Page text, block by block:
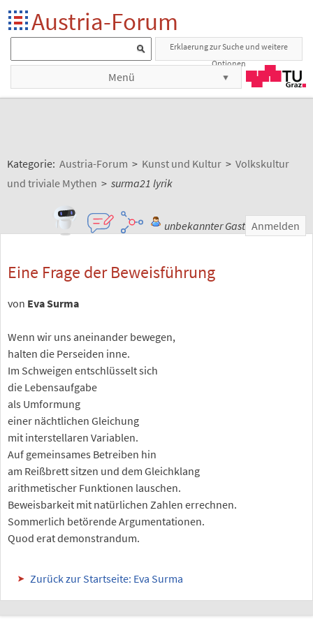
Austria-Forum
Erklaerung zur Suche und weitere
Optionen
Menü
Kategorie: Austria-Forum > Kunst und Kultur > Volkskultur
und triviale Mythen > surma21 lyrik
unbekannter Gast Anmelden
Eine Frage der Beweisführung
von Eva Surma
Wenn wir uns aneinander bewegen,
halten die Perseiden inne.
Im Schweigen entschlüsselt sich
die Lebensaufgabe
als Umformung
einer nächtlichen Gleichung
mit interstellaren Variablen.
Auf gemeinsames Betreiben hin
am Reißbrett sitzen und dem Gleichklang
arithmetischer Funktionen lauschen.
Beweisbarkeit mit natürlichen Zahlen errechnen.
Sommerlich betörende Argumentationen.
Quod erat demonstrandum.
Zurück zur Startseite: Eva Surma